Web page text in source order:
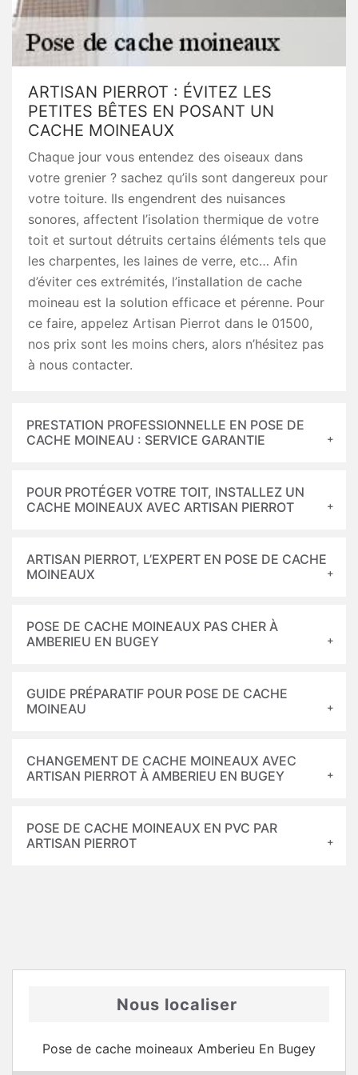
ARTISAN PIERROT : ÉVITEZ LES
PETITES BÊTES EN POSANT UN
CACHE MOINEAUX
Chaque jour vous entendez des oiseaux dans
votre grenier ? sachez qu’ils sont dangereux pour
votre toiture. Ils engendrent des nuisances
sonores, affectent l’isolation thermique de votre
toit et surtout détruits certains éléments tels que
les charpentes, les laines de verre, etc… Afin
d’éviter ces extrémités, l’installation de cache
moineau est la solution efficace et pérenne. Pour
ce faire, appelez Artisan Pierrot dans le 01500,
nos prix sont les moins chers, alors n’hésitez pas
à nous contacter.
PRESTATION PROFESSIONNELLE EN POSE DE
CACHE MOINEAU : SERVICE GARANTIE
POUR PROTÉGER VOTRE TOIT, INSTALLEZ UN
CACHE MOINEAUX AVEC ARTISAN PIERROT
ARTISAN PIERROT, L’EXPERT EN POSE DE CACHE
MOINEAUX
POSE DE CACHE MOINEAUX PAS CHER À
AMBERIEU EN BUGEY
GUIDE PRÉPARATIF POUR POSE DE CACHE
MOINEAU
CHANGEMENT DE CACHE MOINEAUX AVEC
ARTISAN PIERROT À AMBERIEU EN BUGEY
POSE DE CACHE MOINEAUX EN PVC PAR
ARTISAN PIERROT
Nous localiser
Pose de cache moineaux Amberieu En Bugey